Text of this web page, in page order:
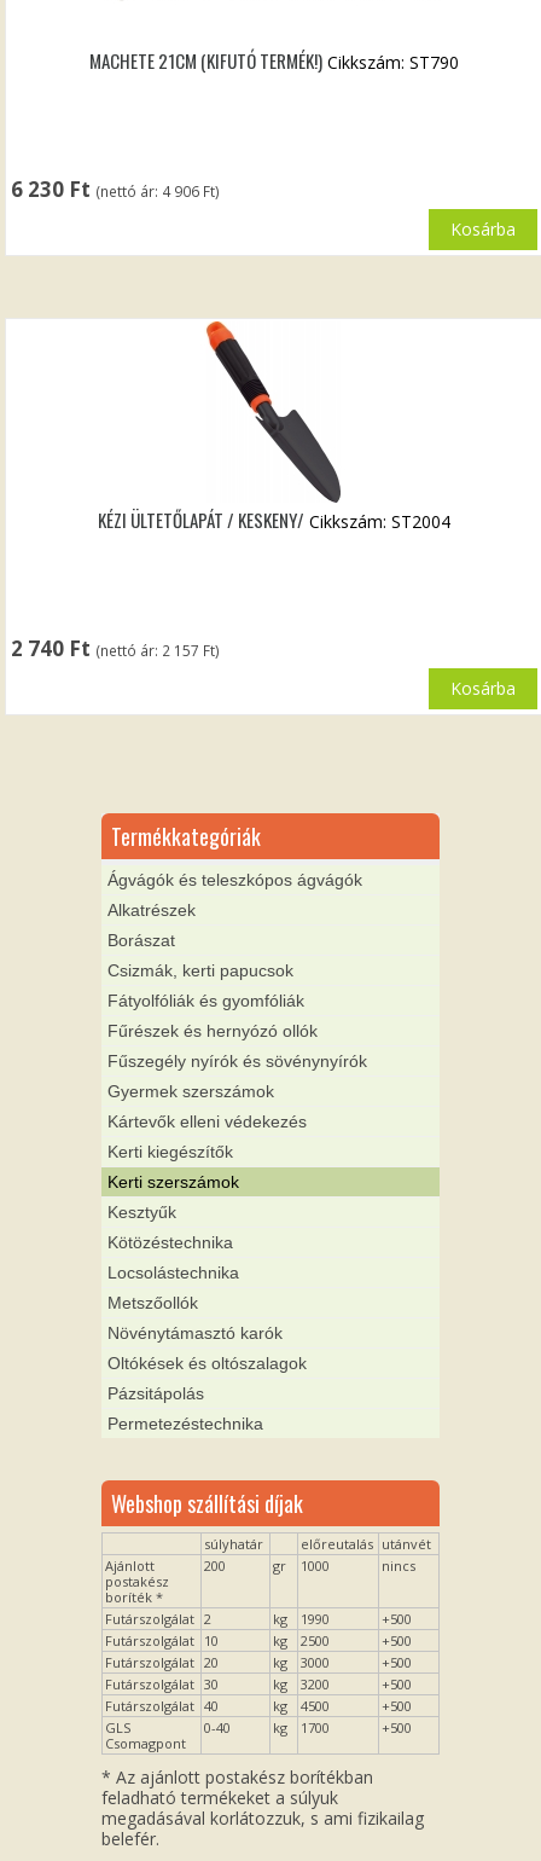
MACHETE 21CM (KIFUTÓ TERMÉK!)
6 230 Ft (nettó ár: 4 906 Ft)
Cikkszám: ST790
Kosárba
KÉZI ÜLTETŐLAPÁT / KESKENY/
2 740 Ft (nettó ár: 2 157 Ft)
Cikkszám: ST2004
Kosárba
Termékkategóriák
Ágvágók és teleszkópos ágvágók
Alkatrészek
Borászat
Csizmák, kerti papucsok
Fátyolfóliák és gyomfóliák
Fűrészek és hernyózó ollók
Fűszegély nyírók és sövénynyírók
Gyermek szerszámok
Kártevők elleni védekezés
Kerti kiegészítők
Kerti szerszámok
Kesztyűk
Kötözéstechnika
Locsolástechnika
Metszőollók
Növénytámasztó karók
Oltókések és oltószalagok
Pázsitápolás
Permetezéstechnika
Webshop szállítási díjak
súlyhatár előreutalás utánvét
Ajánlott
postakész
boríték *
200 gr 1000 nincs
Futárszolgálat 2 kg 1990
+500
Futárszolgálat 10 kg 2500
+500
Futárszolgálat 20 kg 3000
+500
Futárszolgálat 30 kg 3200
+500
Futárszolgálat 40 kg 4500
+500
GLS
Csomagpont
0-40 kg 1700 +500
* Az ajánlott postakész borítékban
feladható termékeket a súlyuk
megadásával korlátozzuk, s ami fizikailag
belefér.